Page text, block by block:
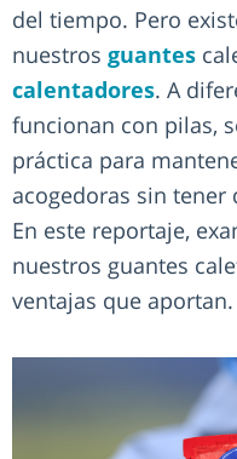
del tiempo. Pero
nuestros guantes
calentadores. A
funcionan con pilas,
práctica para
acogedoras sin tener
En este reportaje,
nuestros guantes
ventajas que aportan.